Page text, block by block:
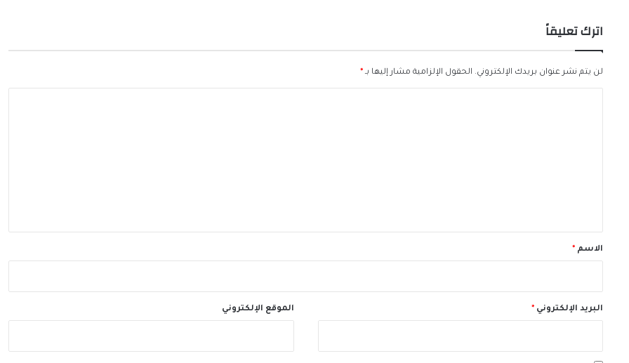
اترك تعليقاً
لن يتم نشر عنوان بريدك الإلكتروني. الحقول الإلزامية مشار إليها بـ *
*الاسم *
البريد الإلكتروني * الموقع الإلكتروني